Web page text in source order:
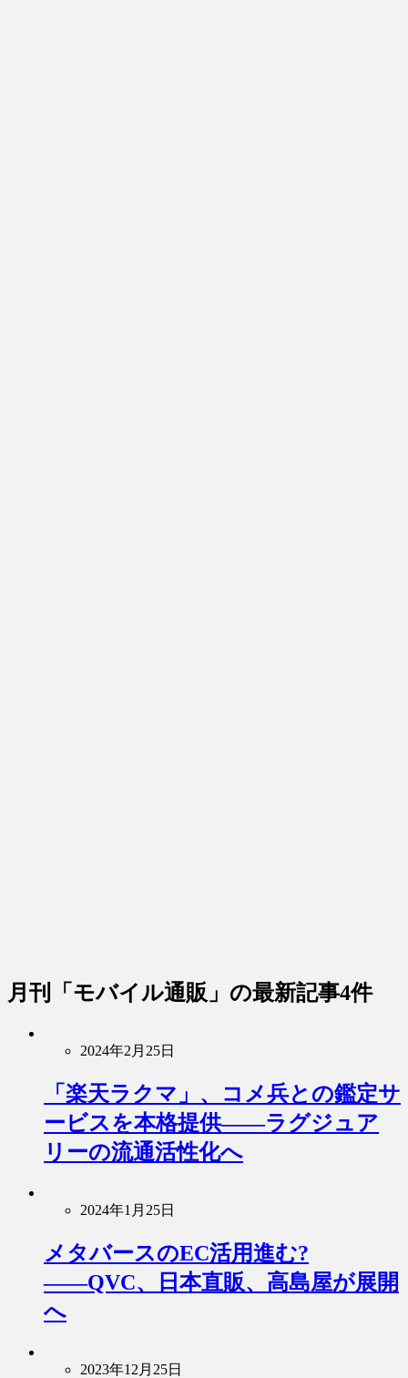
月刊「モバイル通販」 の最新記事4件
2024年2月25日
「楽天ラクマ」、コメ兵との鑑定サ
ービスを本格提供――ラグジュア
リーの流通活性化へ
2024年1月25日
メタバースのEC活用進む?
――QVC、日本直販、高島屋が展開
へ
2023年12月25日